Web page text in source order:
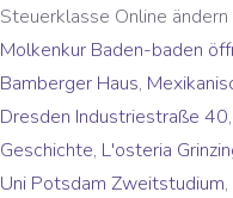
Steuerklasse Online ändern
Molkenkur Baden-baden
Bamberger Haus,
Dresden Industriestraße 40,
Geschichte, L'osteria
Uni Potsdam Zweitstudium,